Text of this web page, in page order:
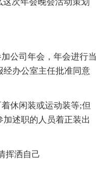
公司年会，年会进行当
经办公室主任批准同意
休闲装或运动装等;但
述职的人员着正装出
挥洒自己